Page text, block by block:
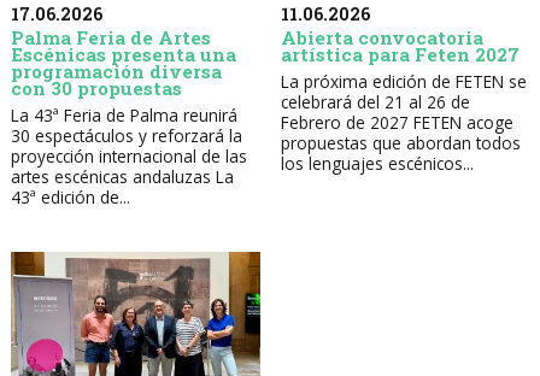
17.06.2026
Palma Feria de Artes
Escénicas presenta una
programación diversa
con 30 propuestas
La 43ª Feria de Palma reunirá
30 espectáculos y reforzará la
proyección internacional de las
artes escénicas andaluzas La
43ª edición de...
11.06.2026
Abierta convocatoria
artística para Feten 2027
La próxima edición de FETEN se
celebrará del 21 al 26 de
Febrero de 2027 FETEN acoge
propuestas que abordan todos
los lenguajes escénicos...